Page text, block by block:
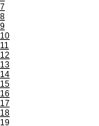
7
8
9
10
11
12
13
14
15
16
17
18
19